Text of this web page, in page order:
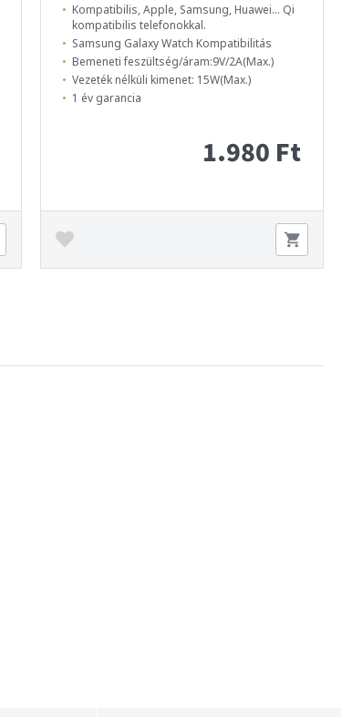
Kompatibilis, Apple, Samsung, Huawei... Qi
kompatibilis telefonokkal.
Samsung Galaxy Watch Kompatibilitás
Bemeneti feszültség/áram:9V/2A(Max.)
Vezeték nélküli kimenet: 15W(Max.)
1 év garancia
1.980 Ft